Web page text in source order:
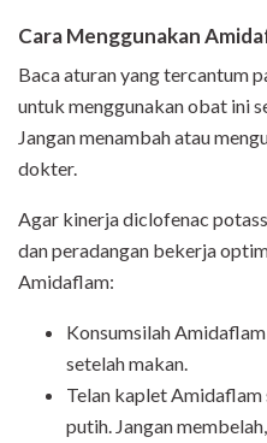
Cara Menggunakan
Baca aturan yang tercantum
untuk menggunakan obat ini
Jangan menambah atau
dokter.
Agar kinerja diclofenac
dan peradangan bekerja
Amidaflam:
Konsumsilah
setelah makan.
Telan kaplet Amidaflam
putih. Jangan